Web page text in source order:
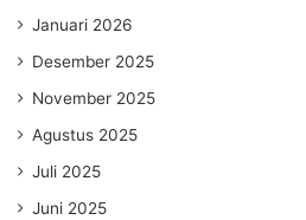
Januari 2026
Desember 2025
November 2025
Agustus 2025
Juli 2025
Juni 2025